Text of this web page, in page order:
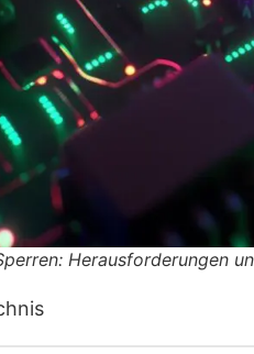
Herausforderungen